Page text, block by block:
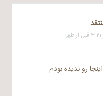
رو ندیده بودم.